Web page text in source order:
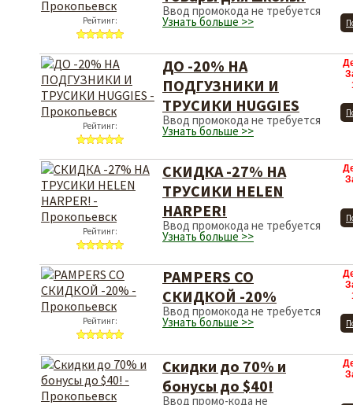
Рейтинг:
Ввод промокода не требуется
Узнать больше >>
Рейтинг:
ДО -20% НА
ПОДГУЗНИКИ И
ТРУСИКИ HUGGIES
Ввод промокода не требуется
Узнать больше >>
Рейтинг:
СКИДКА -27% НА
ТРУСИКИ HELEN
HARPER!
Ввод промокода не требуется
Узнать больше >>
Рейтинг:
PAMPERS СО
СКИДКОЙ -20%
Ввод промокода не требуется
Узнать больше >>
Скидки до 70% и
бонусы до $40!
Ввод промо-кода не